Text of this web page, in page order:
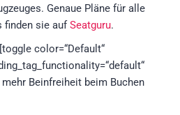
Genaue Pläne für alle
finden sie auf Seatguru.
color=“Default“
Beinfreiheit beim Buchen